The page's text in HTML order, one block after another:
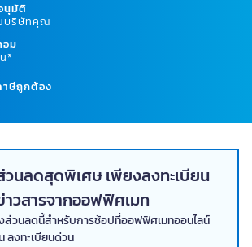
นุมัติ
บริษัทคุณ
อม
*
ษีถูกต้อง
นลดสุดพิเศษ เพียงลงทะเบียน
วสารจากออฟฟิศเมท
วนลดนี้สำหรับการช้อปที่ออฟฟิศเมทออนไลน์
ลงทะเบียนด่วน